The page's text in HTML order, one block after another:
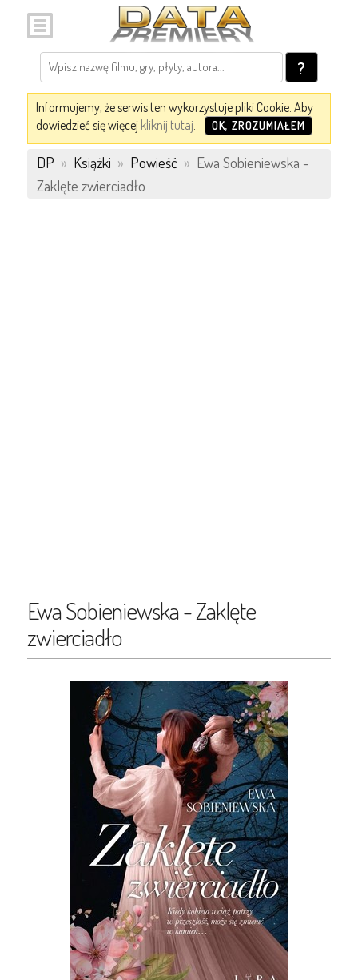
?
Informujemy, że serwis ten wykorzystuje pliki Cookie. Aby
dowiedzieć się więcej kliknij tutaj. OK, ZROZUMIAŁEM
DP » Książki » Powieść » Ewa Sobieniewska -
Zaklęte zwierciadło
Ewa Sobieniewska - Zaklęte
zwierciadło